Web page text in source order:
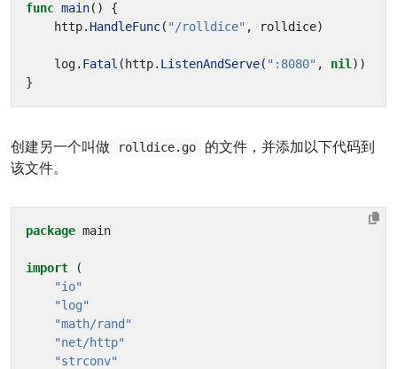
func main()
{
http. HandleFunc( "/rolldice" , rolldice)
log. Fatal ( http. ListenAndServe( ":8080" , nil ))
}
创建另一个叫做 rolldice.go
的文件，并添加以下代码到
该文件。
package main
import
(
"io"
"log"
"math/rand"
"net/http"
"strconv"